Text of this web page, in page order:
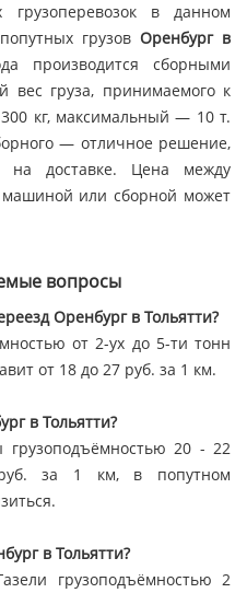
грузоперевозок в данном
грузов Оренбург в
производится сборными
вес груза, принимаемого к
кг, максимальный — 10 т.
— отличное решение,
на доставке. Цена между
машиной или сборной может
вопросы
Оренбург в Тольятти?
от 2-ух до 5-ти тонн
от 18 до 27 руб. за 1 км.
в Тольятти?
грузоподъёмностью 20 - 22
за 1 км, в попутном
в Тольятти?
грузоподъёмностью 2